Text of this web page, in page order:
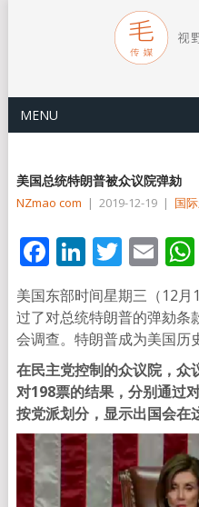
MENU
美国总统特朗普被众议院弹劾
NZmao com | 2019-12-19 | 国
Facebook
美国东部时间星期三（12
过了对总统特朗普的弹劾条
会调查。特朗普成为美国历
在民主党控制的众议院，众
对198票的结果，分别通过
按党派划分，显示出国会在